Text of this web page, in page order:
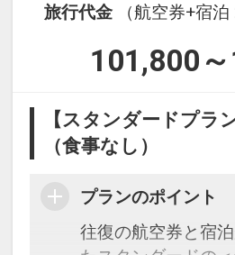
旅行代金
（航空券+宿
101,800
【スタンダードプラ
（食事なし）
プランのポイント
往復の航空券と宿